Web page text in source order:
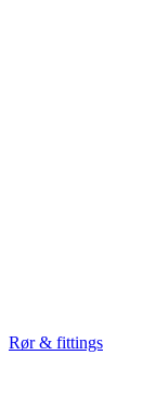
Rør & fittings